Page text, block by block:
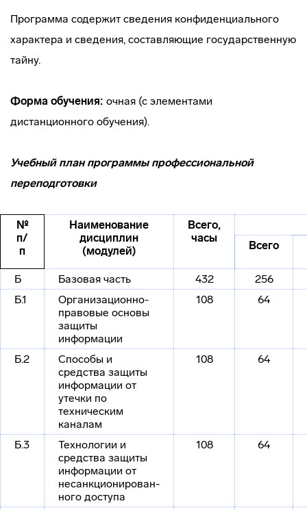
Программа содержит сведения конфиденциального
характера и сведения, составляющие государственную
тайну.
Форма обучения: очная (с элементами
дистанционного обучения).
Учебный план программы профессиональной
переподготовки
№
п/
п
Наименование
дисциплин
(модулей)
Всего,
часы
Всего
Б Базовая часть 432
256
Б.1
Организационно-
право­вые основы
защиты
информации
108 64
Б.2
Способы и
средства защиты
информации от
утечки по
техническим
каналам
108 64
Б.3
Технологии и
средства защиты
информации от
несанкционирован­
ного доступа
108 64